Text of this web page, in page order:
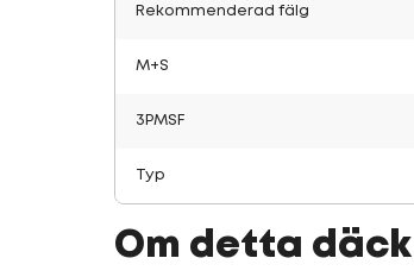
Rekommenderad fälg
M+S
3PMSF
Typ
Om detta däck